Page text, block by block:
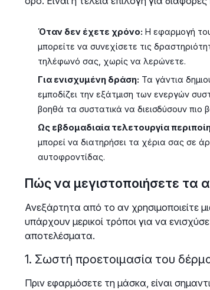
Όταν δεν έχετε χρόνο: Η εφαρμογή
μπορείτε να συνεχίσετε τις
τηλέφωνό σας, χωρίς να λερώνετε.
Για ενισχυμένη δράση: Τα γάντια
εμποδίζει την εξάτμιση των ενεργών
βοηθά τα συστατικά να διεισδύσουν πιο
Ως εβδομαδιαία τελετουργία
μπορεί να διατηρήσει τα χέρια σας σε
αυτοφροντίδας.
Πώς να μεγιστοποιήσετε τα
Ανεξάρτητα από το αν χρησιμοποιείτε
υπάρχουν μερικοί τρόποι για να
αποτελέσματα.
1. Σωστή προετοιμασία του
Πριν εφαρμόσετε τη μάσκα, είναι